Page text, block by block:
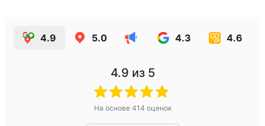
4.9 5.0 4.3 4.6
4.9 из 5
На основе 414 оценок